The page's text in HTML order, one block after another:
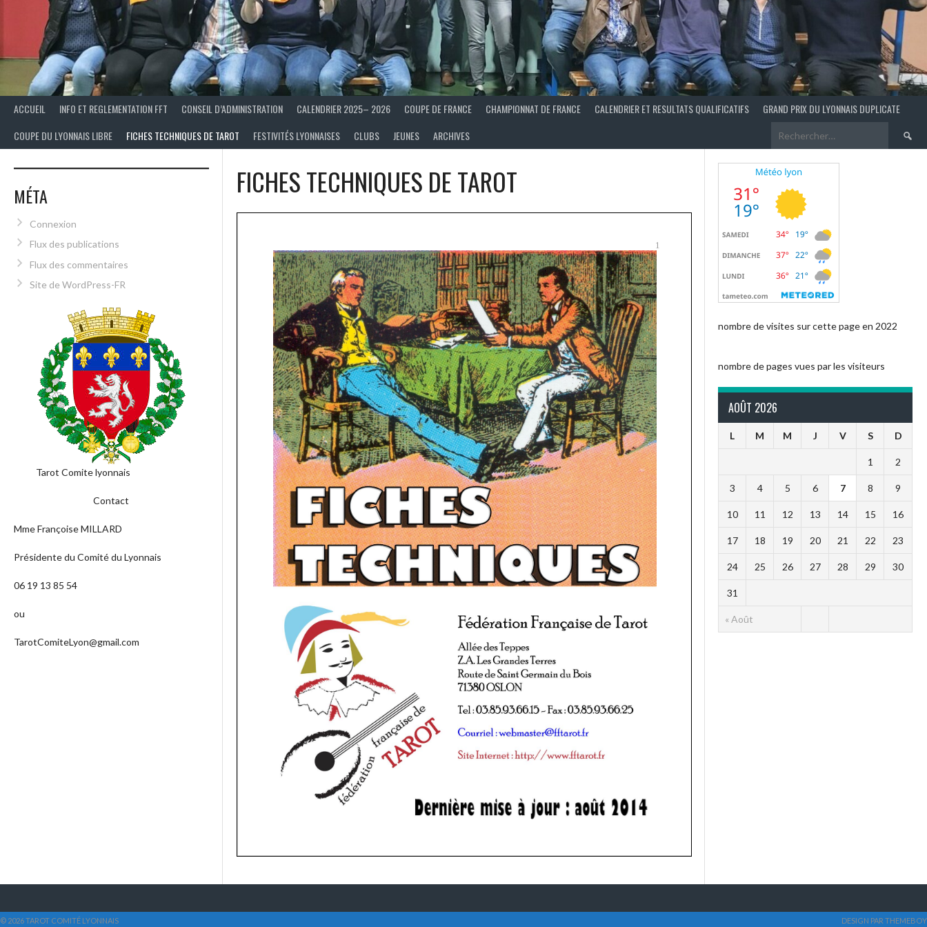
ACCUEIL INFO ET REGLEMENTATION FFT CONSEIL D’ADMINISTRATION CALENDRIER 2025– 2026 COUPE DE FRANCE CHAMPIONNAT DE FRANCE CALENDRIER ET RESULTATS QUALIFICATIFS
GRAND PRIX DU LYONNAIS DUPLICATE
COUPE DU LYONNAIS LIBRE
FICHES TECHNIQUES DE TAROT FESTIVITÉS LYONNAISES CLUBS JEUNES ARCHIVES
FICHES TECHNIQUES DE TAROT
MÉTA
Connexion
Flux des publications
Flux des commentaires
Site de WordPress-FR
Tarot Comite lyonnais
Contact
Mme Françoise MILLARD
Présidente du Comité du Lyonnais
06 19 13 85 54
ou
TarotComiteLyon@gmail.com
nombre de visites sur cette page en 2022
nombre de pages vues par les visiteurs
AOÛT 2026
L M M J V S D
« Août
1 2
3 4 5 6 7 8 9
10 11 12 13 14 15 16
17 18 19 20 21 22 23
24 25 26 27 28 29 30
31
© 2026 TAROT COMITÉ LYONNAIS DESIGN PAR THEMEBOY